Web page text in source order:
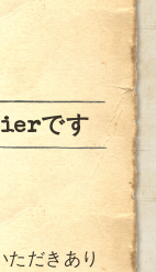
です
だきあり